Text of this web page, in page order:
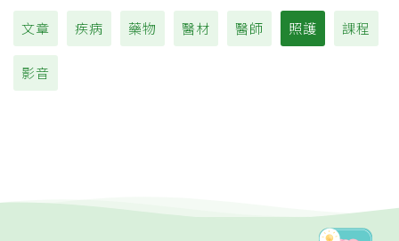
文章 疾病 藥物 醫材 醫師 照護 課程
影音